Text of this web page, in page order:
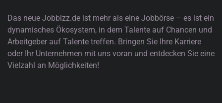
Das neue Jobbizz.de ist mehr als eine Jobbörse – es ist ein
dynamisches Ökosystem, in dem Talente auf Chancen und
Arbeitgeber auf Talente treffen. Bringen Sie Ihre Karriere
oder Ihr Unternehmen mit uns voran und entdecken Sie eine
Vielzahl an Möglichkeiten!